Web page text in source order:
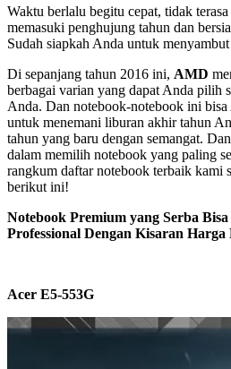
Waktu berlalu begitu cepat, tidak
memasuki penghujung tahun dan
Sudah siapkah Anda untuk
Di sepanjang tahun 2016 ini, AMD
berbagai varian yang dapat Anda pilih
Anda. Dan notebook-notebook ini
untuk menemani liburan akhir tahun
tahun yang baru dengan semangat.
dalam memilih notebook yang paling
rangkum daftar notebook terbaik kami
berikut ini!
Notebook Premium yang Serba B
Professional Dengan Kisaran Harga
Acer E5-553G